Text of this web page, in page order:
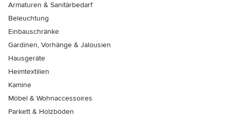
Armaturen & Sanitärbedarf
Beleuchtung
Einbauschränke
Gardinen, Vorhänge & Jalousien
Hausgeräte
Heimtextilien
Kamine
Möbel & Wohnaccessoires
Parkett & Holzböden